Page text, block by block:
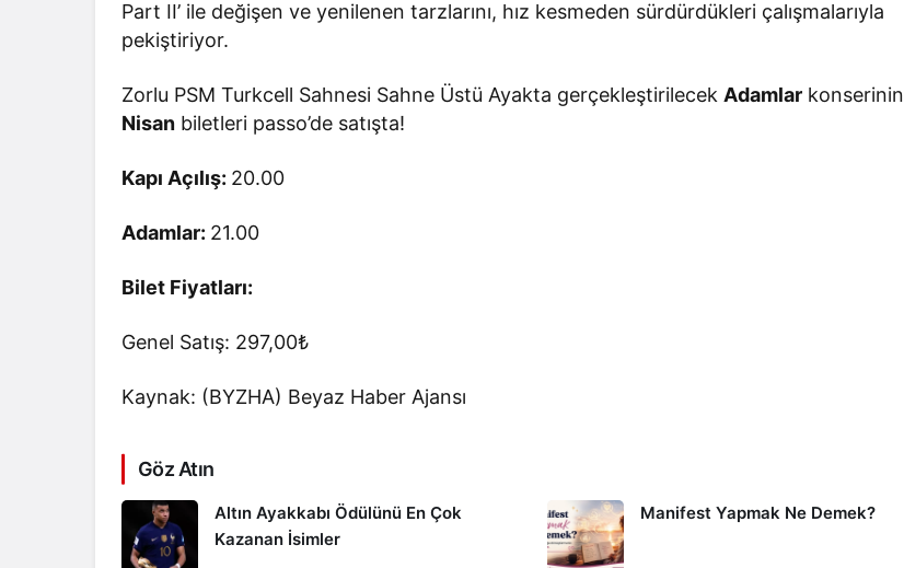
Part II’ ile değişen ve yenilenen tarzlarını, hız kesmeden sürdürdükleri çalışmalarıyla
pekiştiriyor.
Zorlu PSM Turkcell Sahnesi Sahne Üstü Ayakta gerçekleştirilecek Adamlar konserinin
Nisan biletleri passo’de satışta!
Kapı Açılış: 20.00
Adamlar: 21.00
Bilet Fiyatları:
Genel Satış: 297,00₺
Kaynak: (BYZHA) Beyaz Haber Ajansı
Göz Atın
Altın Ayakkabı Ödülünü En Çok
Kazanan İsimler
Manifest Yapmak Ne Demek?